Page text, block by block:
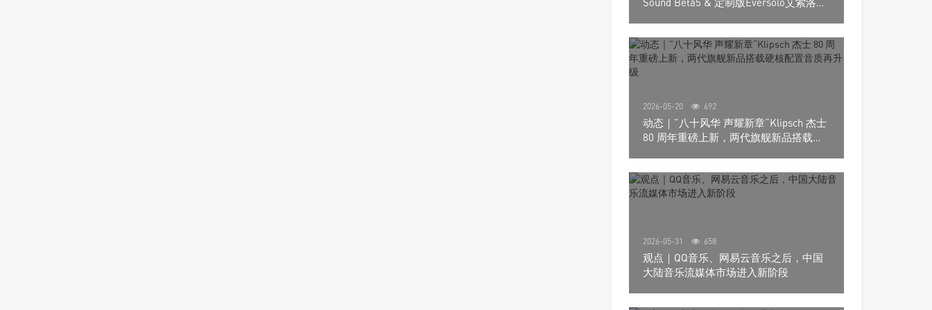
2026-05-20 692
动态｜”八十风华 声耀新章“Klipsch 杰士
80 周年重磅上新，两代旗舰新品搭载硬
2026-05-31 658
观点｜QQ音乐、网易云音乐之后，中国
大陆音乐流媒体市场进入新阶段